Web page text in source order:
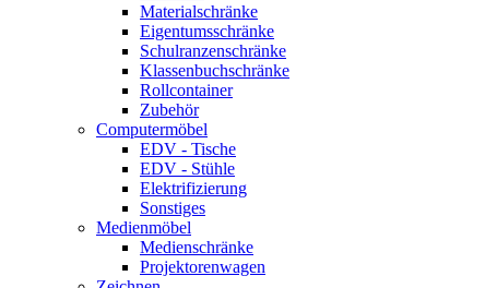
Materialschränke
Eigentumsschränke
Schulranzenschränke
Klassenbuchschränke
Rollcontainer
Zubehör
Computermöbel
EDV - Tische
EDV - Stühle
Elektrifizierung
Sonstiges
Medienmöbel
Medienschränke
Projektorenwagen